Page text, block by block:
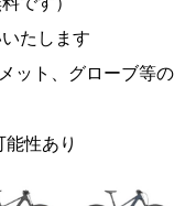
たします
ット、グローブ等の
性あり